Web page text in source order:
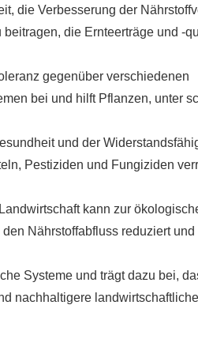
die Verbesserung der
die Ernteerträge und -
gegenüber verschiedenen
bei und hilft Pflanzen, unter
und der
Pestiziden und Fungiziden
kann zur
Nährstoffabfluss reduziert
Systeme und trägt dazu bei,
nachhaltigere